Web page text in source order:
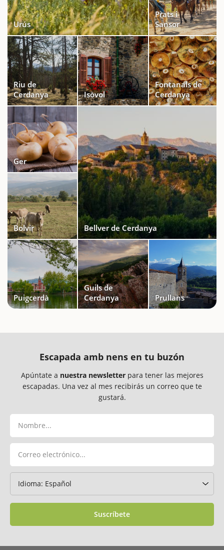
Urús
Prats i
Sansor
Riu de
Cerdanya
Isòvol
Fontanals de
Cerdanya
Ger
Bolvir Bellver de Cerdanya
Puigcerdà
Guils de
Cerdanya
Prullans
Escapada amb nens en tu buzón
Apúntate a nuestra newsletterpara tener las mejores
escapadas. Una vez al mes recibirás un correo que te
gustará.
Suscríbete